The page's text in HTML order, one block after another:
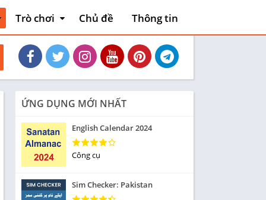
thiết
xe
Trò chơi
Hoạt động
Phiêu lưu mạo
hiểm
Máy chơi game
Bài
Thẻ bài
Sòng bạc
Tiêu khiển
Âm nhạc
Chủ đề Thông tin
ỨNG DỤNG MỚI NHẤT
English Calendar 2024
Công cụ
Sim Checker: Pakistan